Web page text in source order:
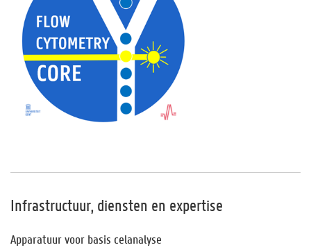
Infrastructuur, diensten en expertise
Apparatuur voor basis celanalyse